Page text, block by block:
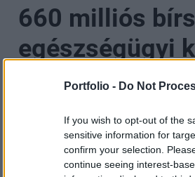
Portfolio - Do Not
If you wish to opt-out of the
sensitive information for
confirm your selection.
continue seeing interest-
660 milliós
egészségügyi
kartell
2021. március 03. 15:34
A Gazdasági Versenyhivatal